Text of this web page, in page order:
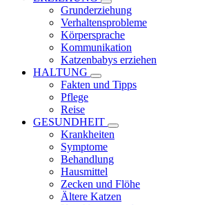
Grunderziehung
Verhaltensprobleme
Körpersprache
Kommunikation
Katzenbabys erziehen
HALTUNG
Fakten und Tipps
Pflege
Reise
GESUNDHEIT
Krankheiten
Symptome
Behandlung
Hausmittel
Zecken und Flöhe
Ältere Katzen